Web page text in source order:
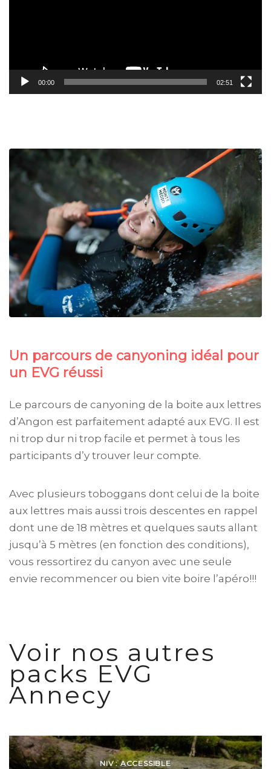
00:00 02:51
Un parcours de canyoning idéal pour
un EVG réussi
Le parcours de canyoning de la boite aux lettres
d’Angon est parfaitement adapté aux EVG. Il est
ni trop dur ni trop facile et permet à tous les
participants d’y trouver leur compte.
Avec plusieurs toboggans dont celui de la boite
aux lettres mais aussi trois descentes en rappel
dont une de 18 mètres et quelques sauts allant
jusqu’à 5 mètres (en fonction des conditions),
vous ressortirez du canyon avec une seule
envie recommencer ou bien vite boire l’apéro!!!
Voir nos autres
packs EVG
Annecy
NIV : ACCESSIBLE